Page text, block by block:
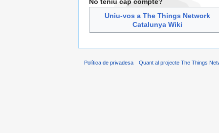
Uniu-vos a The Things Network
Catalunya Wiki
Política de privadesa Quant al projecte The Things